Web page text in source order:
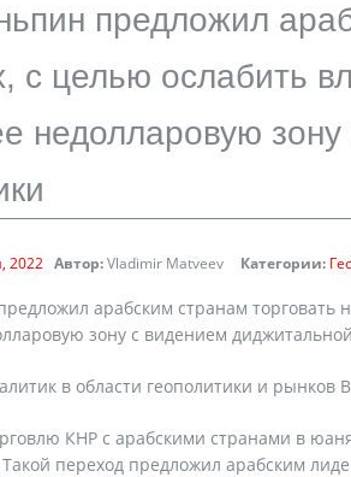
предложил
с целью ослабить
недолларовую
2022 Автор:Vladimir Matveev Категории:
арабским странам
зону с видением
в области геополитики и рынков
КНР с арабскими странами в
переход предложил арабским